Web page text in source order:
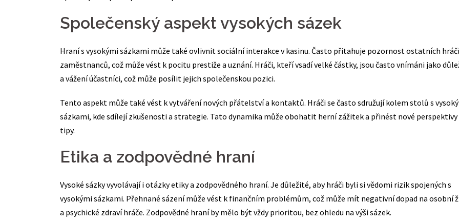
Společenský aspekt vysokých sázek
Hraní s vysokými sázkami může také ovlivnit sociální interakce v kasinu. Často přitahuje pozornost ostatních
zaměstnanců, což může vést k pocitu prestiže a uznání. Hráči, kteří vsadí velké částky, jsou často vnímáni jako
a vážení účastníci, což může posílit jejich společenskou pozici.
Tento aspekt může také vést k vytváření nových přátelství a kontaktů. Hráči se často sdružují kolem stolů s
sázkami, kde sdílejí zkušenosti a strategie. Tato dynamika může obohatit herní zážitek a přinést nové perspektivy
tipy.
Etika a zodpovědné hraní
Vysoké sázky vyvolávají i otázky etiky a zodpovědného hraní. Je důležité, aby hráči byli si vědomi rizik spojených s
vysokými sázkami. Přehnané sázení může vést k finančním problémům, což může mít negativní dopad na osobní
a psychické zdraví hráče. Zodpovědné hraní by mělo být vždy prioritou, bez ohledu na výši sázek.